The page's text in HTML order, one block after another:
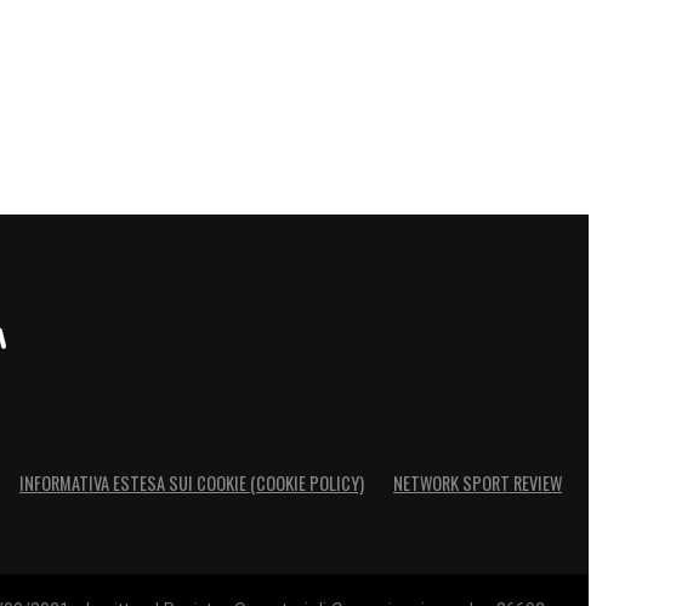
INFORMATIVA ESTESA SUI COOKIE (COOKIE POLICY) NETWORK SPORT REVIEW